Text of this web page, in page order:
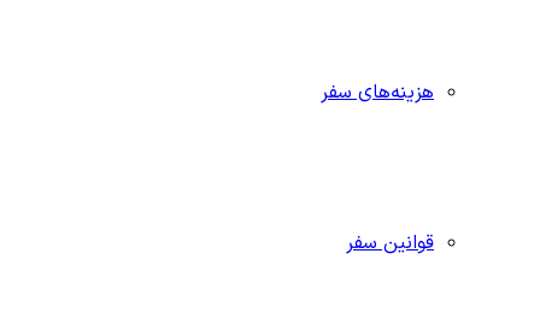
هزینه‌های سفر
قوانین سفر